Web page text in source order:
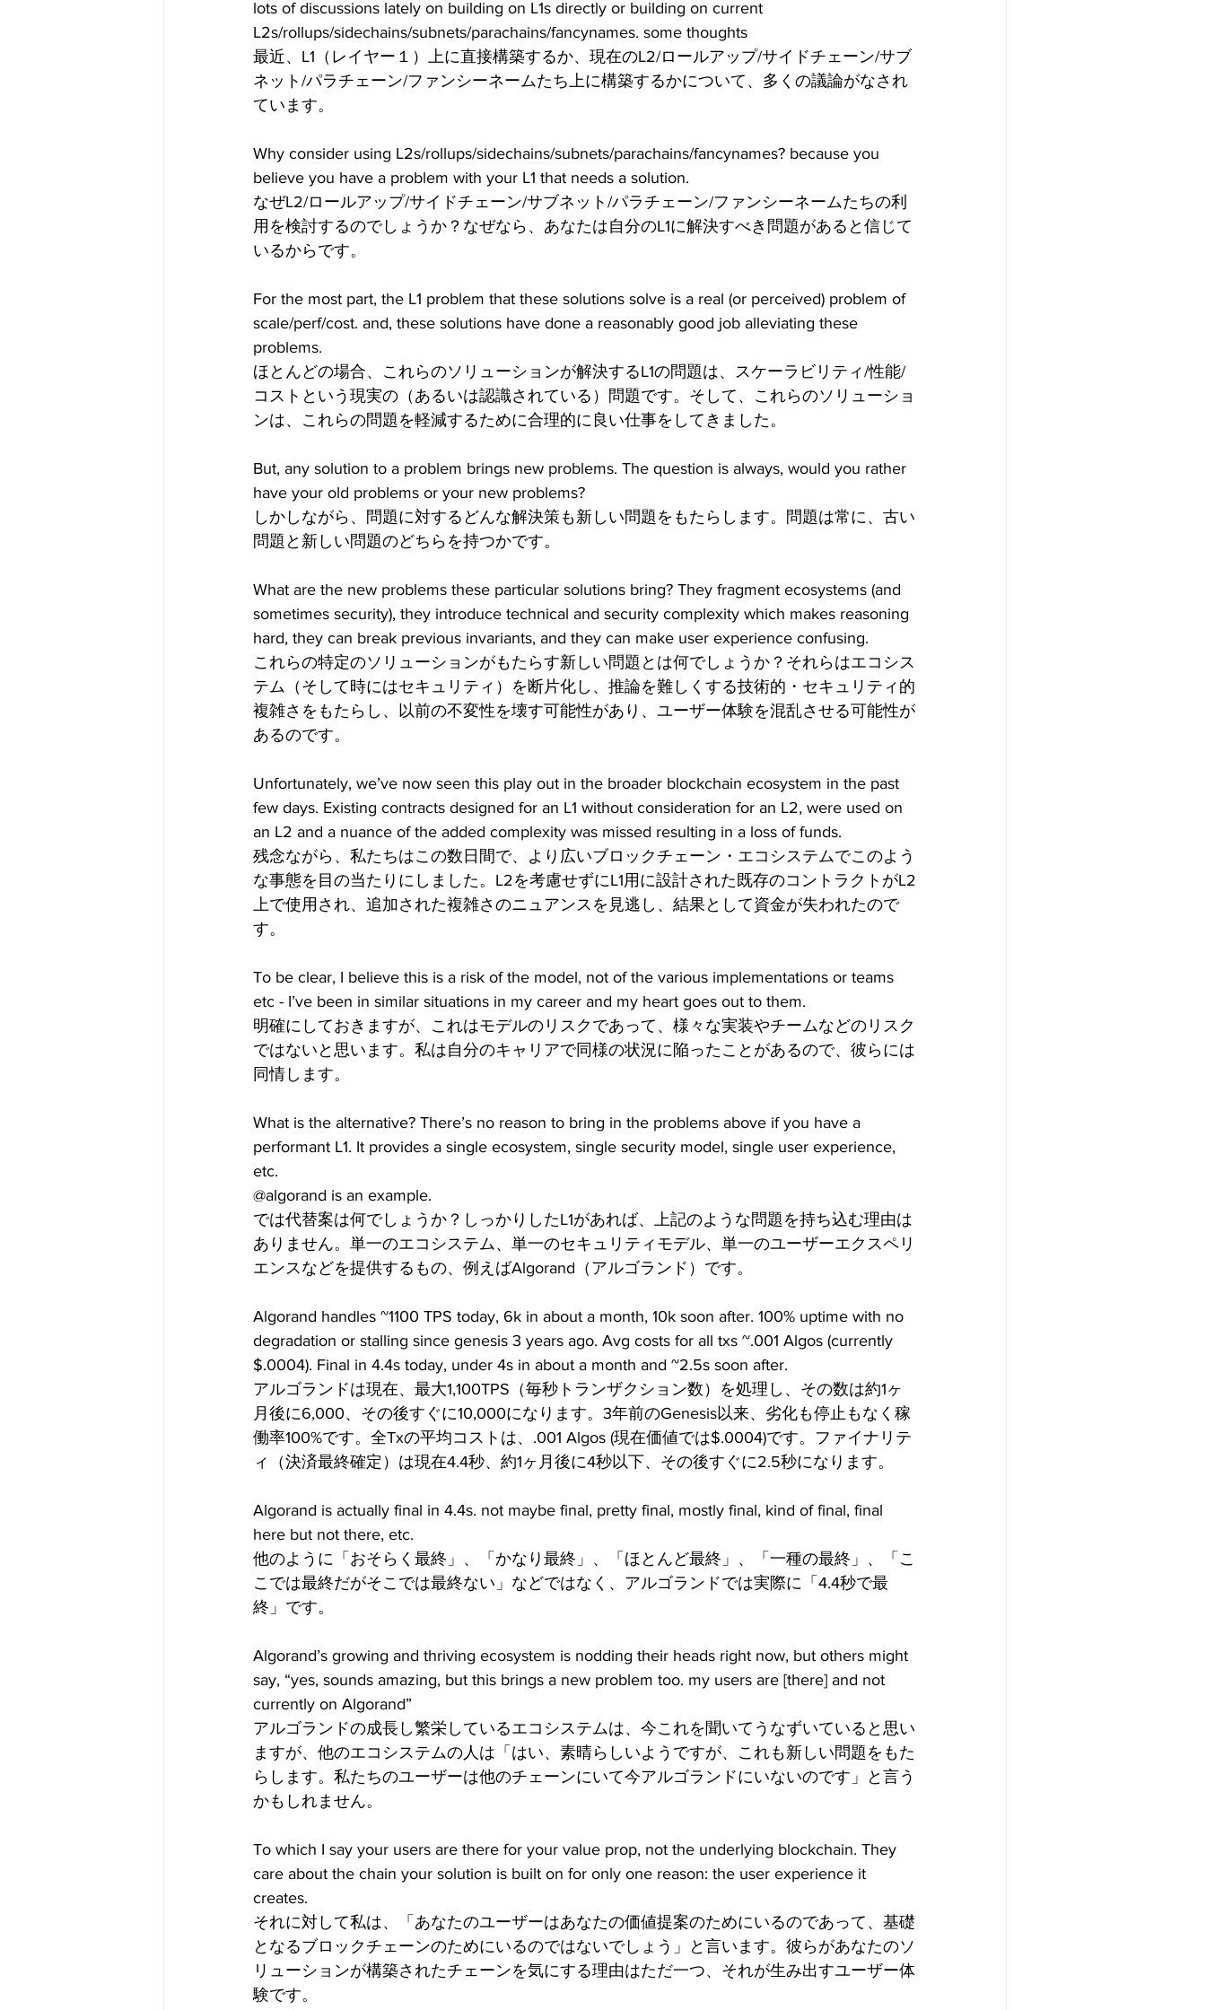
lots of discussions lately on building on L1s directly or building on current
L2s/rollups/sidechains/subnets/parachains/fancynames. some thoughts
最近、L1（レイヤー１）上に直接構築するか、現在のL2/ロールアップ/サイドチェーン/サブ
ネット/パラチェーン/ファンシーネームたち上に構築するかについて、多くの議論がなされ
ています。
Why consider using L2s/rollups/sidechains/subnets/parachains/fancynames? because you
believe you have a problem with your L1 that needs a solution.
なぜL2/ロールアップ/サイドチェーン/サブネット/パラチェーン/ファンシーネームたちの利
用を検討するのでしょうか？なぜなら、あなたは自分のL1に解決すべき問題があると信じて
いるからです。
For the most part, the L1 problem that these solutions solve is a real (or perceived) problem of
scale/perf/cost. and, these solutions have done a reasonably good job alleviating these
problems.
ほとんどの場合、これらのソリューションが解決するL1の問題は、スケーラビリティ/性能/
コストという現実の（あるいは認識されている）問題です。そして、これらのソリューショ
ンは、これらの問題を軽減するために合理的に良い仕事をしてきました。
But, any solution to a problem brings new problems. The question is always, would you rather
have your old problems or your new problems?
しかしながら、問題に対するどんな解決策も新しい問題をもたらします。問題は常に、古い
問題と新しい問題のどちらを持つかです。
What are the new problems these particular solutions bring? They fragment ecosystems (and
sometimes security), they introduce technical and security complexity which makes reasoning
hard, they can break previous invariants, and they can make user experience confusing.
これらの特定のソリューションがもたらす新しい問題とは何でしょうか？それらはエコシス
テム（そして時にはセキュリティ）を断片化し、推論を難しくする技術的・セキュリティ的
複雑さをもたらし、以前の不変性を壊す可能性があり、ユーザー体験を混乱させる可能性が
あるのです。
Unfortunately, we’ve now seen this play out in the broader blockchain ecosystem in the past
few days. Existing contracts designed for an L1 without consideration for an L2, were used on
an L2 and a nuance of the added complexity was missed resulting in a loss of funds.
残念ながら、私たちはこの数日間で、より広いブロックチェーン・エコシステムでこのよう
な事態を目の当たりにしました。L2を考慮せずにL1用に設計された既存のコントラクトがL2
上で使用され、追加された複雑さのニュアンスを見逃し、結果として資金が失われたので
す。
To be clear, I believe this is a risk of the model, not of the various implementations or teams
etc - I’ve been in similar situations in my career and my heart goes out to them.
明確にしておきますが、これはモデルのリスクであって、様々な実装やチームなどのリスク
ではないと思います。私は自分のキャリアで同様の状況に陥ったことがあるので、彼らには
同情します。
What is the alternative? There’s no reason to bring in the problems above if you have a
performant L1. It provides a single ecosystem, single security model, single user experience,
etc.
@algorand is an example.
では代替案は何でしょうか？しっかりしたL1があれば、上記のような問題を持ち込む理由は
ありません。単一のエコシステム、単一のセキュリティモデル、単一のユーザーエクスペリ
エンスなどを提供するもの、例えばAlgorand（アルゴランド）です。
Algorand handles ~1100 TPS today, 6k in about a month, 10k soon after. 100% uptime with no
degradation or stalling since genesis 3 years ago. Avg costs for all txs ~.001 Algos (currently
$.0004). Final in 4.4s today, under 4s in about a month and ~2.5s soon after.
アルゴランドは現在、最大1,100TPS（毎秒トランザクション数）を処理し、その数は約1ヶ
月後に6,000、その後すぐに10,000になります。3年前のGenesis以来、劣化も停止もなく稼
働率100%です。全Txの平均コストは、.001 Algos (現在価値では$.0004)です。ファイナリテ
ィ（決済最終確定）は現在4.4秒、約1ヶ月後に4秒以下、その後すぐに2.5秒になります。
Algorand is actually final in 4.4s. not maybe final, pretty final, mostly final, kind of final, final
here but not there, etc.
他のように「おそらく最終」、「かなり最終」、「ほとんど最終」、「一種の最終」、「こ
こでは最終だがそこでは最終ない」などではなく、アルゴランドでは実際に「4.4秒で最
終」です。
Algorand’s growing and thriving ecosystem is nodding their heads right now, but others might
say, “yes, sounds amazing, but this brings a new problem too. my users are [there] and not
currently on Algorand”
アルゴランドの成長し繁栄しているエコシステムは、今これを聞いてうなずいていると思い
ますが、他のエコシステムの人は「はい、素晴らしいようですが、これも新しい問題をもた
らします。私たちのユーザーは他のチェーンにいて今アルゴランドにいないのです」と言う
かもしれません。
To which I say your users are there for your value prop, not the underlying blockchain. They
care about the chain your solution is built on for only one reason: the user experience it
creates.
それに対して私は、「あなたのユーザーはあなたの価値提案のためにいるのであって、基礎
となるブロックチェーンのためにいるのではないでしょう」と言います。彼らがあなたのソ
リューションが構築されたチェーンを気にする理由はただ一つ、それが生み出すユーザー体
験です。